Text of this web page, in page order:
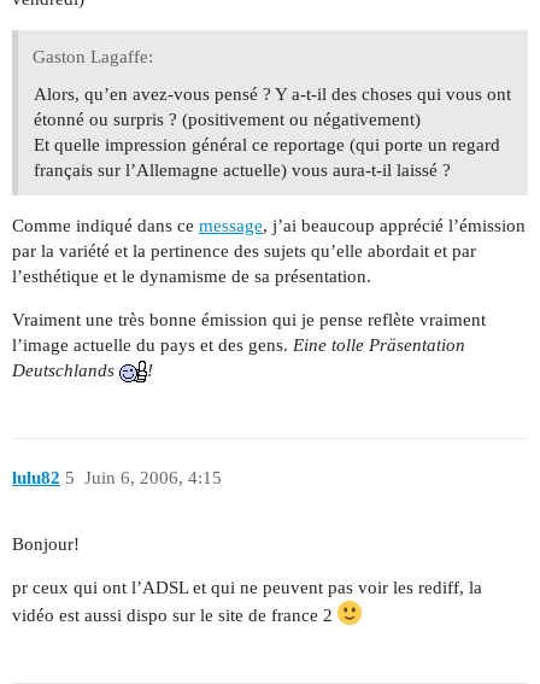
Gaston Lagaffe:
Alors, qu’en avez-vous pensé ? Y a-t-il des choses qui vous ont
étonné ou surpris ? (positivement ou négativement)
Et quelle impression général ce reportage (qui porte un regard
français sur l’Allemagne actuelle) vous aura-t-il laissé ?
Comme indiqué dans ce message, j’ai beaucoup apprécié l’émission
par la variété et la pertinence des sujets qu’elle abordait et par
l’esthétique et le dynamisme de sa présentation.
Vraiment une très bonne émission qui je pense reflète vraiment
l’image actuelle du pays et des gens. Eine tolle Präsentation
Deutschlands
!
lulu82 Juin 6, 2006, 4:15
5
Bonjour!
pr ceux qui ont l’ADSL et qui ne peuvent pas voir les rediff, la
vidéo est aussi dispo sur le site de france 2